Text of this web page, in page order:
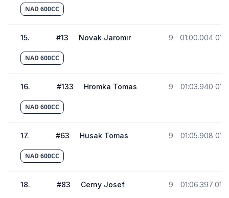
NAD 600CC
15. #13 Novak Jaromir 9 01:00.004
NAD 600CC
16. #133 Hromka Tomas 9 01:03.940
NAD 600CC
17. #63 Husak Tomas 9 01:05.908
NAD 600CC
18. #83 Cerny Josef 9 01:06.397